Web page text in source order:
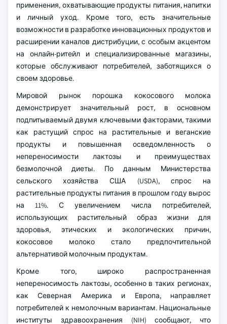
применения, охватывающие продукты питания, напитки
и личный уход. Кроме того, есть значительные
возможности в разработке инновационных продуктов и
расширении каналов дистрибуции, с особым акцентом
на онлайн-ритейл и специализированные магазины,
которые обслуживают потребителей, заботящихся о
своем здоровье.
Мировой рынок порошка кокосового молока
демонстрирует значительный рост, в основном
подпитываемый двумя ключевыми факторами, такими
как растущий спрос на растительные и веганские
продукты и повышенная осведомленность о
непереносимости лактозы и преимуществах
безмолочной диеты. По данным Министерства
сельского хозяйства США (USDA), спрос на
растительные продукты питания в прошлом году вырос
на 11%. С увеличением числа потребителей,
использующих растительный образ жизни для
здоровья, этических и экологических причин,
кокосовое молоко стало предпочтительной
альтернативой молочным продуктам.
Кроме того, широко распространенная
непереносимость лактозы, особенно в таких регионах,
как Северная Америка и Европа, направляет
потребителей к немолочным вариантам. Национальные
институты здравоохранения (NIH) сообщают, что